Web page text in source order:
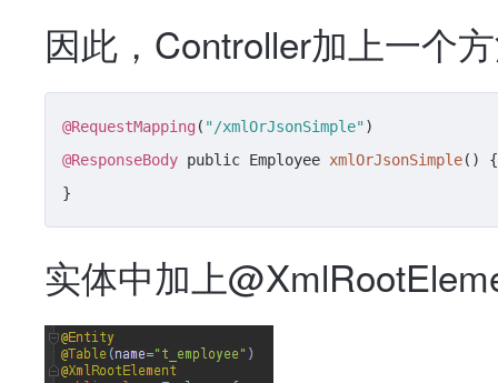
因此，Controller加上一个
@RequestMapping ( "/xmlOrJsonSimple"
@ResponseBody public Employee xmlOrJsonSimple()
}
实体中加上